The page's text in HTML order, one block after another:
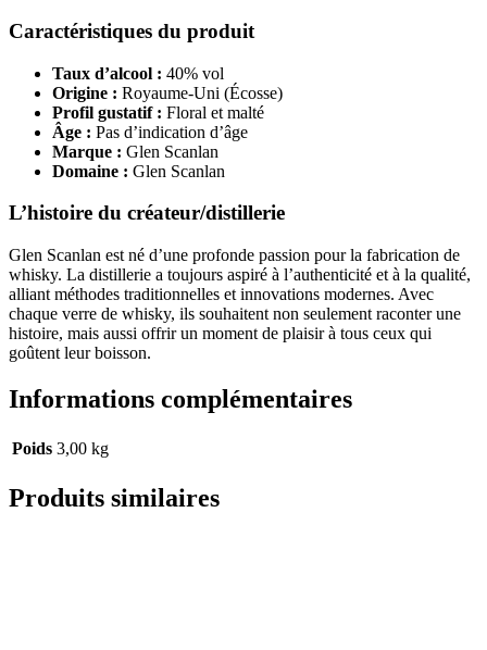
Caractéristiques du produit
Taux d’alcool : 40% vol
Origine : Royaume-Uni (Écosse)
Profil gustatif : Floral et malté
Âge : Pas d’indication d’âge
Marque : Glen Scanlan
Domaine : Glen Scanlan
L’histoire du créateur/distillerie
Glen Scanlan est né d’une profonde passion pour la fabrication de
whisky. La distillerie a toujours aspiré à l’authenticité et à la qualité,
alliant méthodes traditionnelles et innovations modernes. Avec
chaque verre de whisky, ils souhaitent non seulement raconter une
histoire, mais aussi offrir un moment de plaisir à tous ceux qui
goûtent leur boisson.
Informations complémentaires
Poids 3,00 kg
Produits similaires